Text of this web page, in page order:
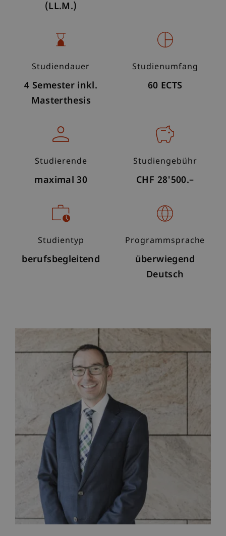
(LL.M.)
Studiendauer
4 Semester inkl.
Masterthesis
Studienumfang
60 ECTS
Studierende
maximal 30
Studiengebühr
CHF 28'500.–
Studientyp
berufsbegleitend
Programmsprache
überwiegend
Deutsch